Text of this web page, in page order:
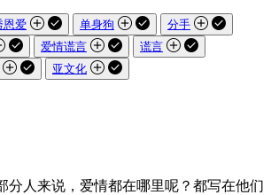
恩爱 单身狗
分手
爱情谎言
谎言
亚文化
分人来说，爱情都在哪里呢？都写在他们